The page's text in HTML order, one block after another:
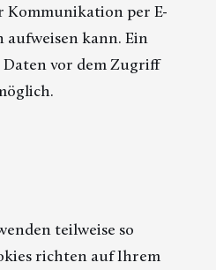
Kommunikation per E-
aufweisen kann. Ein
vor dem Zugriff
teilweise so
richten auf Ihrem